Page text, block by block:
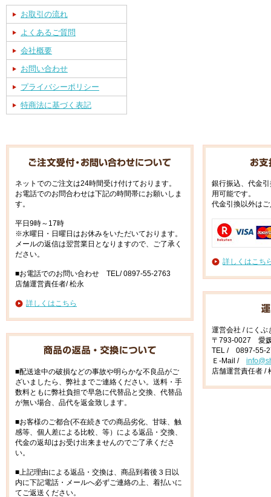
お取引の流れ
よくあるご質問
会社概要
お問い合わせ
プライバシーポリシー
特商法に基づく表記
ネットでのご注文は24時間受け付けております。
お電話でのお問合わせは下記の時間帯にお願いしま
す。
平日9時～17時
※水曜日・日曜日はお休みをいただいております。
メールの返信は翌営業日となりますので、ご了承く
ださい。
■お電話でのお問い合わせ TEL/ 0897-55-2763
店舗運営責任者/ 松永
詳しくはこちら
■配送途中の破損などの事故や明らかな不良品がご
ざいましたら、弊社までご連絡ください。送料・手
数料ともに弊社負担で早急に代替品と交換、代替品
が無い場合、品代を返金致します。
■お客様のご都合(不在続きでの商品劣化、甘味、触
感等、個人差による比較、等）による返品・交換、
代金の返却はお受け出来ませんのでご了承くださ
い。
■上記理由による返品・交換は、商品到着後３日以
内に下記電話・メールへ必ずご連絡の上、着払いに
てご返送ください。
銀行振込、代金
用可能です。
代金引換以外は
詳しくはこち
運営会社 / にくぶ
〒793-0027 愛
TEL / 0897-55-
Ｅ-Mail /
店舗運営責任者 /